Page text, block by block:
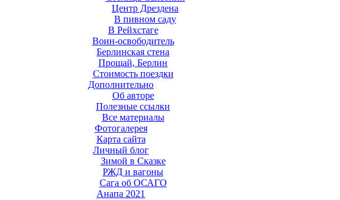
Центр Дрездена
В пивном саду
В Рейхстаге
Воин-освободитель
Берлинская стена
Прощай, Берлин
Стоимость поездки
Дополнительно
Об авторе
Полезные ссылки
Все материалы
Фотогалерея
Карта сайта
Личный блог
Зимой в Сказке
РЖД и вагоны
Сага об ОСАГО
Анапа 2021